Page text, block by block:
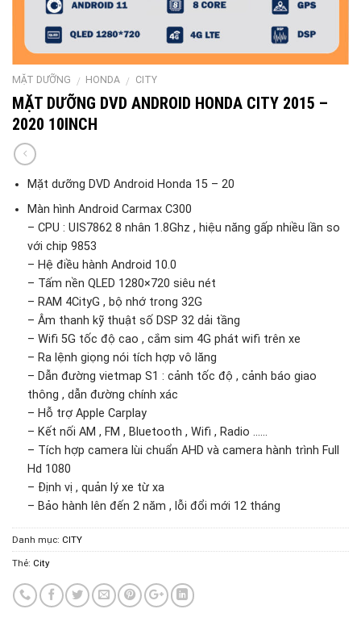
MẶT DƯỠNG / HONDA / CITY
MẶT DƯỠNG DVD ANDROID HONDA CITY 2015 –
2020 10INCH
Mặt dưỡng DVD Android Honda 15 – 20
Màn hình Android Carmax C300
– CPU : UIS7862 8 nhân 1.8Ghz , hiệu năng gấp nhiều lần so
với chip 9853
– Hệ điều hành Android 10.0
– Tấm nền QLED 1280×720 siêu nét
– RAM 4CityG , bộ nhớ trong 32G
– Âm thanh kỹ thuật số DSP 32 dải tầng
– Wifi 5G tốc độ cao , cắm sim 4G phát wifi trên xe
– Ra lệnh giọng nói tích hợp vô lăng
– Dẫn đường vietmap S1 : cảnh tốc độ , cảnh báo giao
thông , dẫn đường chính xác
– Hỗ trợ Apple Carplay
– Kết nối AM , FM , Bluetooth , Wifi , Radio ……
– Tích hợp camera lùi chuẩn AHD và camera hành trình Full
Hd 1080
– Định vị , quản lý xe từ xa
– Bảo hành lên đến 2 năm , lỗi đổi mới 12 tháng
Danh mục: CITY
Thẻ: City